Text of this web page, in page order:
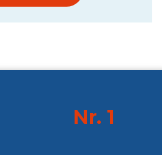
Nr. 1